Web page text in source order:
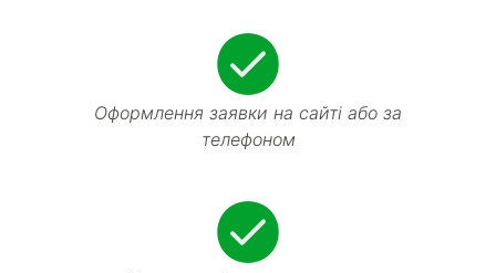
Оформлення заявки на сайті або за
телефоном